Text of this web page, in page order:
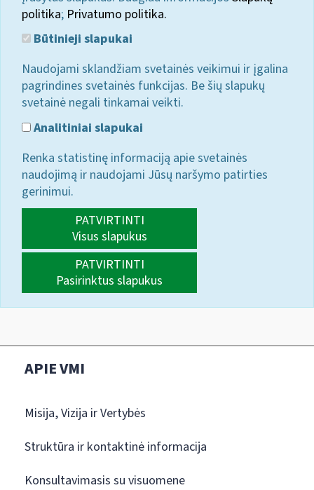
politika; Privatumo politika.
Būtinieji slapukai
Naudojami sklandžiam svetainės veikimui ir įgalina
pagrindines svetainės funkcijas. Be šių slapukų
svetainė negali tinkamai veikti.
Analitiniai slapukai
Renka statistinę informaciją apie svetainės
naudojimą ir naudojami Jūsų naršymo patirties
gerinimui.
PATVIRTINTI
Visus slapukus
PATVIRTINTI
Pasirinktus slapukus
APIE VMI
Misija, Vizija ir Vertybės
Struktūra ir kontaktinė informacija
Konsultavimasis su visuomene